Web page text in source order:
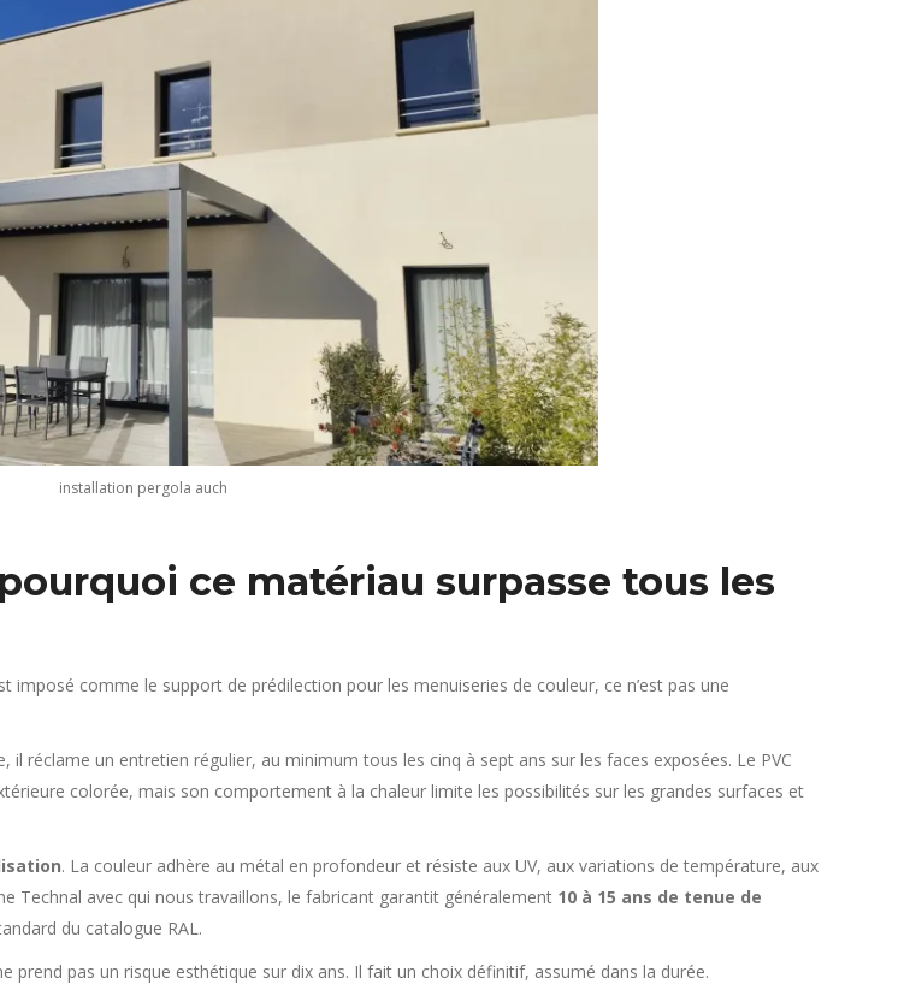
installation pergola auch
ce matériau surpasse tous les
imposé comme le support de prédilection pour les menuiseries de couleur, ce n’est pas une
réclame un entretien régulier, au minimum tous les cinq à sept ans sur les faces exposées. Le PVC
colorée, mais son comportement à la chaleur limite les possibilités sur les grandes surfaces et
. La couleur adhère au métal en profondeur et résiste aux UV, aux variations de température, aux
Technal avec qui nous travaillons, le fabricant garantit généralement 10 à 15 ans de tenue de
du catalogue RAL.
prend pas un risque esthétique sur dix ans. Il fait un choix définitif, assumé dans la durée.